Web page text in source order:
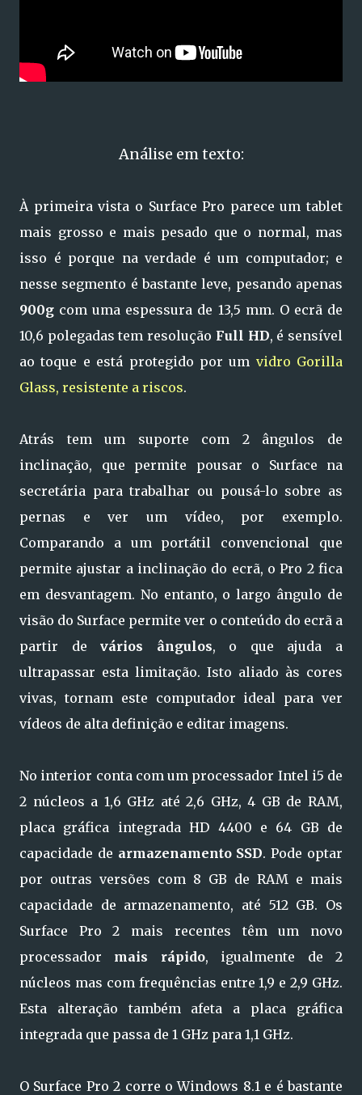
Análise em texto:
À primeira vista o Surface Pro parece um tablet
mais grosso e mais pesado que o normal, mas
isso é porque na verdade é um computador; e
nesse segmento é bastante leve, pesando apenas
900g com uma espessura de 13,5 mm. O ecrã de
10,6 polegadas tem resolução Full HD, é sensível
ao toque e está protegido por um vidro Gorilla
Glass, resistente a riscos.
Atrás tem um suporte com 2 ângulos de
inclinação, que permite pousar o Surface na
secretária para trabalhar ou pousá-lo sobre as
pernas e ver um vídeo, por exemplo.
Comparando a um portátil convencional que
permite ajustar a inclinação do ecrã, o Pro 2 fica
em desvantagem. No entanto, o largo ângulo de
visão do Surface permite ver o conteúdo do ecrã a
partir devários ângulos, o que ajuda a
ultrapassar esta limitação. Isto aliado às cores
vivas, tornam este computador ideal para ver
vídeos de alta definição e editar imagens.
No interior conta com um processador Intel i5 de
2 núcleos a 1,6 GHz até 2,6 GHz, 4 GB de RAM,
placa gráfica integrada HD 4400 e 64 GB de
capacidade de armazenamento SSD. Pode optar
por outras versões com 8 GB de RAM e mais
capacidade de armazenamento, até 512 GB. Os
Surface Pro 2 mais recentes têm um novo
processador mais rápido, igualmente de 2
núcleos mas com frequências entre 1,9 e 2,9 GHz.
Esta alteração também afeta a placa gráfica
integrada que passa de 1 GHz para 1,1 GHz.
O Surface Pro 2 corre o Windows 8.1 e é bastante